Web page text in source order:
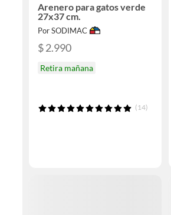
Arenero para gatos verde
27x37 cm.
Por SODIMAC
$ 2.990
Retira mañana
(14)